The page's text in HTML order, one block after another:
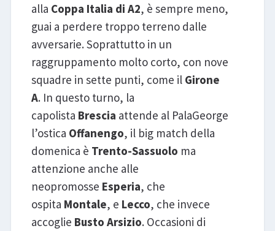
alla Coppa Italia di A2, è sempre meno,
guai a perdere troppo terreno dalle
avversarie. Soprattutto in un
raggruppamento molto corto, con nove
squadre in sette punti, come il Girone
A. In questo turno, la
capolista Brescia attende al PalaGeorge
l’ostica Offanengo, il big match della
domenica è Trento-Sassuolo ma
attenzione anche alle
neopromosse Esperia, che
ospita Montale, e Lecco, che invece
accoglie Busto Arsizio. Occasioni di